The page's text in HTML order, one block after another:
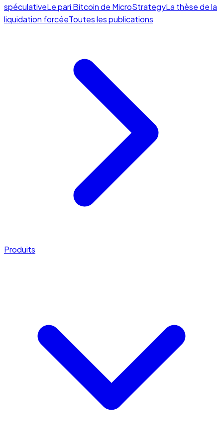
spéculativeLe pari Bitcoin de MicroStrategyLa thèse de la
liquidation forcéeToutes les publications
Produits